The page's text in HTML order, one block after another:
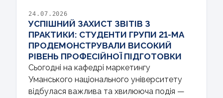
24.07.2026
УСПІШНИЙ ЗАХИСТ ЗВІТІВ З
ПРАКТИКИ: СТУДЕНТИ ГРУПИ 21-МА
ПРОДЕМОНСТРУВАЛИ ВИСОКИЙ
РІВЕНЬ ПРОФЕСІЙНОЇ ПІДГОТОВКИ
Сьогодні на кафедрі маркетингу
Уманського національного університету
відбулася важлива та хвилююча подія —